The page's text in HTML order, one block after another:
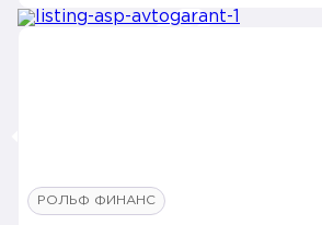
РОЛЬФ ФИНАНС